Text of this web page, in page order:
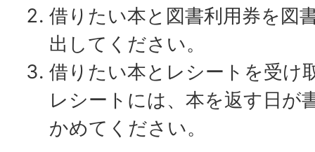
借りたい本と図書利用券を図
出してください。
借りたい本とレシートを受け
レシートには、本を返す日が
かめてください。